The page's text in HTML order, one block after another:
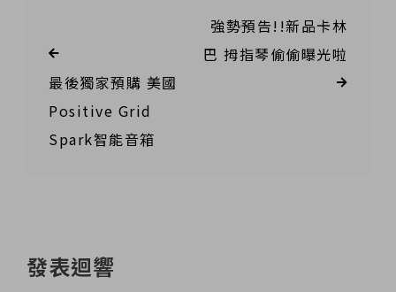
最後獨家預購 美國
Positive Grid
Spark智能音箱
強勢預告!!新品卡林
巴 拇指琴偷偷曝光啦
發表迴響